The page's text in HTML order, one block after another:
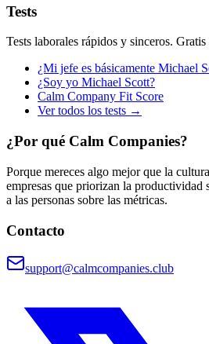
Tests
Tests laborales rápidos y sinceros.
¿Mi jefe es básicamente Michael
¿Soy yo Michael Scott?
Calm Company Fit Score
Ver todos los tests →
¿Por qué Calm Companies?
Porque mereces algo mejor que la
empresas que priorizan la productividad
a las personas sobre las métricas.
Contacto
support@calmcompanies.club